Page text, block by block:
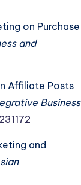
on Purchase
and
Affiliate Posts
Business
and